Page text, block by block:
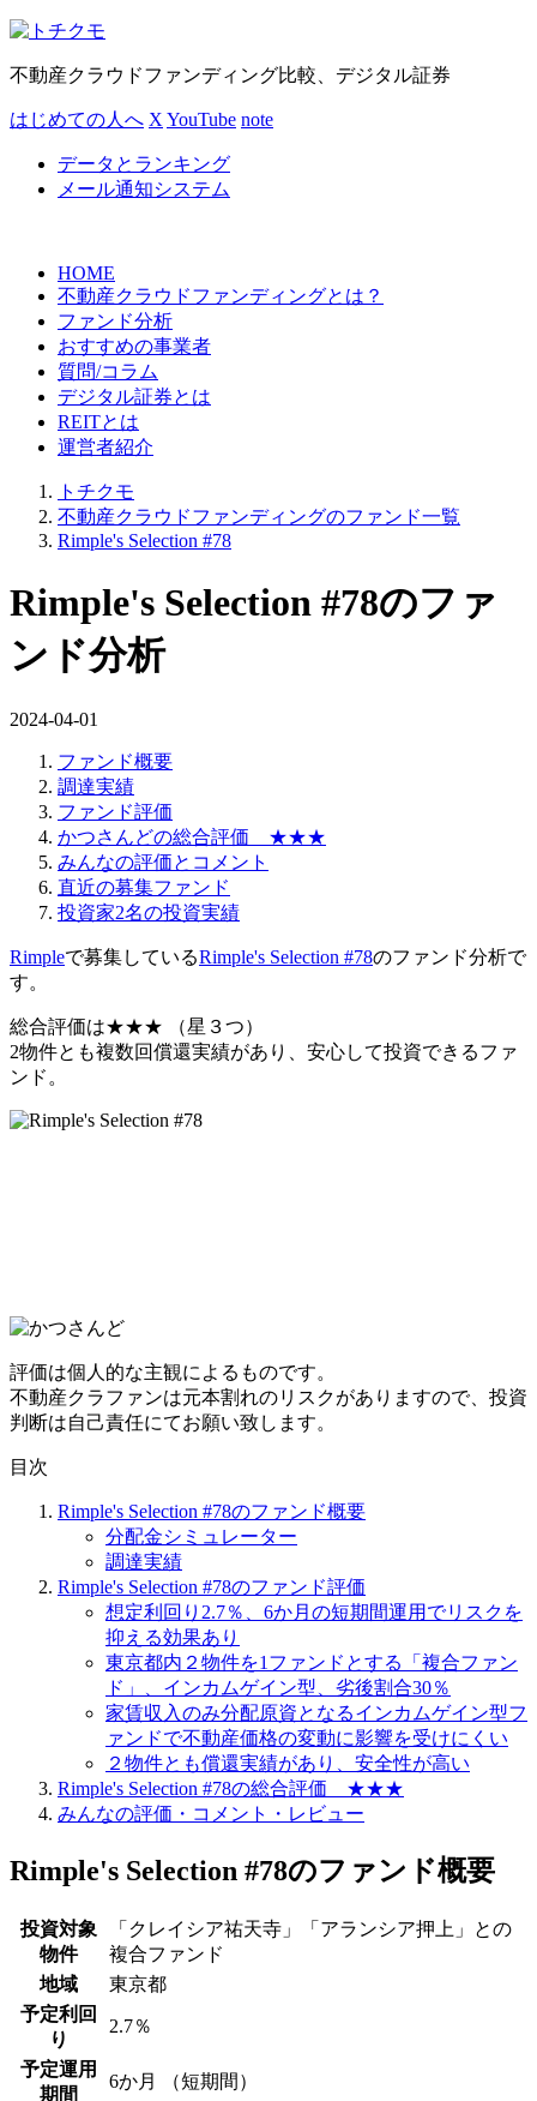
不動産クラウドファンディング比較、デジタル証券
はじめての人へ X YouTube note
データとランキング
メール通知システム
HOME
不動産クラウドファンディングとは？
ファンド分析
おすすめの事業者
質問/コラム
デジタル証券とは
REITとは
運営者紹介
トチクモ
不動産クラウドファンディングのファンド一覧
Rimple's Selection #78
Rimple's Selection #78のファ
ンド分析
2024-04-01
ファンド概要
調達実績
ファンド評価
かつさんどの総合評価 ★★★
みんなの評価とコメント
直近の募集ファンド
投資家2名の投資実績
Rimpleで募集しているRimple's Selection #78のファンド分析で
す。
総合評価は★★★
（星３つ）
2物件とも複数回償還実績があり、安心して投資できるファ
ンド。
評価は個人的な主観によるものです。
不動産クラファンは元本割れのリスクがありますので、投資
判断は自己責任にてお願い致します。
目次
Rimple's Selection #78のファンド概要
分配金シミュレーター
調達実績
Rimple's Selection #78のファンド評価
想定利回り2.7％、6か月の短期間運用でリスクを
抑える効果あり
東京都内２物件を1ファンドとする「複合ファン
ド」、インカムゲイン型、劣後割合30％
家賃収入のみ分配原資となるインカムゲイン型フ
ァンドで不動産価格の変動に影響を受けにくい
２物件とも償還実績があり、安全性が高い
Rimple's Selection #78の総合評価 ★★★
みんなの評価・コメント・レビュー
Rimple's Selection #78のファンド概要
投資対象
物件
「クレイシア祐天寺」「アランシア押上」との
複合ファンド
地域
東京都
予定利回
り
2.7％
予定運用
期間
6か月 （短期間）